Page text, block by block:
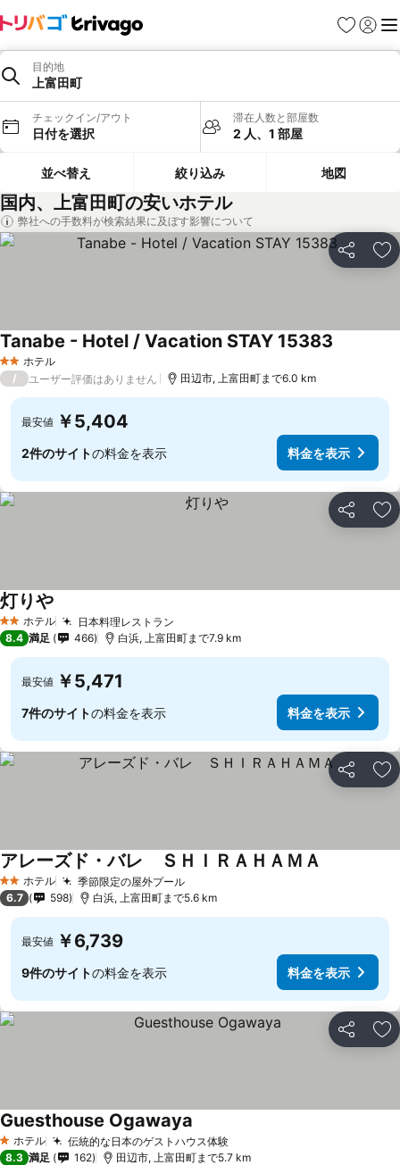
お気に入り
ログイ
メ
目的地
上富田町
チェックイン/アウト
日付を選択
滞在人数と部屋数
2 人、1 部屋
並べ替え 絞り込み 地図
国内、上富田町の安いホテル
弊社への手数料が検索結果に及ぼす影響について
シェア お
2 ホテルのランク
ホテル
Tanabe - Hotel / Vacation STAY 15383
/ ユーザー評価はありません 田辺市, 上富田町まで6.0 km
最安値 ￥5,404
2件のサイトの料金を表示 料金を表示
シェア お
2 ホテルのランク
ホテル 日本料理レストラン
灯りや
8.4 満足 466 白浜, 上富田町まで7.9 km
最安値 ￥5,471
7件のサイトの料金を表示 料金を表示
シェア お
2 ホテルのランク
ホテル 季節限定の屋外プール
アレーズド・バレ ＳＨＩＲＡＨＡＭＡ
6.7 598 白浜, 上富田町まで5.6 km
最安値 ￥6,739
9件のサイトの料金を表示 料金を表示
シェア お
1 ホテルのランク
ホテル 伝統的な日本のゲストハウス体験
Guesthouse Ogawaya
8.3 満足 162 田辺市, 上富田町まで5.7 km